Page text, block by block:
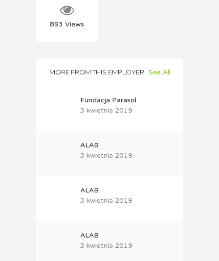
893 Views
MORE FROM THIS EMPLOYER See All
Fundacja Parasol
3 kwietnia 2019
ALAB
3 kwietnia 2019
ALAB
3 kwietnia 2019
ALAB
3 kwietnia 2019